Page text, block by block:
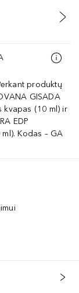
produktų
GISADA
kvapas (10 ml) ir
EDP
Kodas – GA